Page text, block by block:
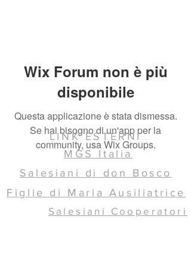
Wix Forum non è più
disponibile
Questa applicazione è stata dismessa.
Se hai bisogno di un'app per la
community, usa Wix Groups.
LINK ESTERNI
MGS Italia
Salesiani di don Bosco
Figlie di Maria Ausiliatrice
Salesiani Cooperatori